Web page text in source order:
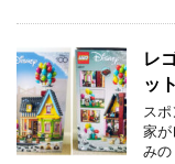
レ
ッ
ス
家が
みの